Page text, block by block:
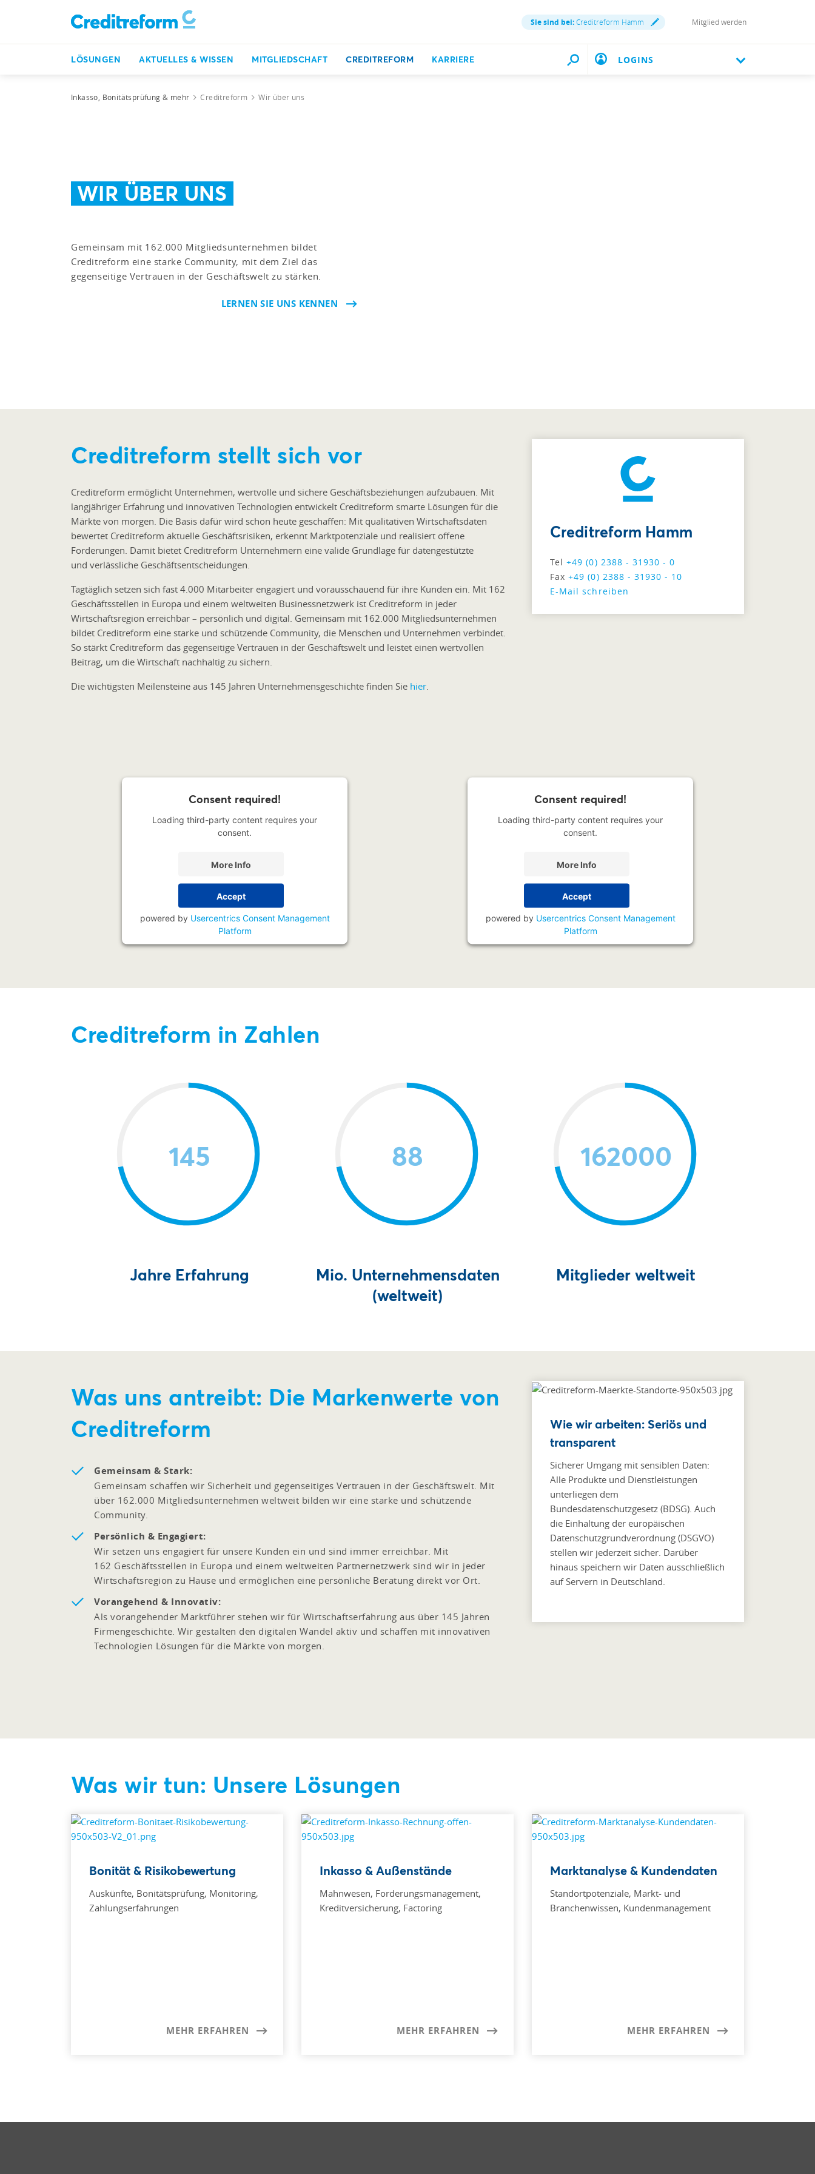
Sie sind bei:Creditreform Hamm Mitglied werden
LÖSUNGEN AKTUELLES & WISSEN MITGLIEDSCHAFT CREDITREFORM KARRIERE LOGINS
Inkasso, Bonitätsprüfung & mehr Creditreform Wir über uns
WIR ÜBER UNS
Gemeinsam mit 162.000 Mitgliedsunternehmen bildet
Creditreform eine starke Community, mit dem Ziel das
gegenseitige Vertrauen in der Geschäftswelt zu stärken.
LERNEN SIE UNS KENNEN
Creditreform stellt sich vor
Creditreform ermöglicht Unternehmen, wertvolle und sichere Geschäftsbeziehungen aufzubauen. Mit
langjähriger Erfahrung und innovativen Technologien entwickelt Creditreform smarte Lösungen für die
Märkte von morgen. Die Basis dafür wird schon heute geschaffen: Mit qualitativen Wirtschaftsdaten
bewertet Creditreform aktuelle Geschäftsrisiken, erkennt Marktpotenziale und realisiert offene
Forderungen. Damit bietet Creditreform Unternehmern eine valide Grundlage für datengestützte
und verlässliche Geschäftsentscheidungen.
Tagtäglich setzen sich fast 4.000 Mitarbeiter engagiert und vorausschauend für ihre Kunden ein. Mit 162
Geschäftsstellen in Europa und einem weltweiten Businessnetzwerk ist Creditreform in jeder
Wirtschaftsregion erreichbar – persönlich und digital. Gemeinsam mit 162.000 Mitgliedsunternehmen
bildet Creditreform eine starke und schützende Community, die Menschen und Unternehmen verbindet.
So stärkt Creditreform das gegenseitige Vertrauen in der Geschäftswelt und leistet einen wertvollen
Beitrag, um die Wirtschaft nachhaltig zu sichern.
Die wichtigsten Meilensteine aus 145 Jahren Unternehmensgeschichte finden Sie hier.
Creditreform Hamm
Tel+49 (0) 2388 - 31930 - 0
Fax+49 (0) 2388 - 31930 - 10
E-Mail schreiben
Consent required!
Loading third-party content requires your
consent.
More Info
Accept
powered by Usercentrics Consent Management
Platform
Consent required!
Loading third-party content requires your
consent.
More Info
Accept
powered by Usercentrics Consent Management
Platform
Creditreform in Zahlen
145
Jahre Erfahrung
88
Mio. Unternehmensdaten
(weltweit)
162000
Mitglieder weltweit
Was uns antreibt: Die Markenwerte von
Creditreform
Gemeinsam & Stark:
Gemeinsam schaffen wir Sicherheit und gegenseitiges Vertrauen in der Geschäftswelt. Mit
über 162.000 Mitgliedsunternehmen weltweit bilden wir eine starke und schützende
Community.
Persönlich & Engagiert:
Wir setzen uns engagiert für unsere Kunden ein und sind immer erreichbar. Mit
162 Geschäftsstellen in Europa und einem weltweiten Partnernetzwerk sind wir in jeder
Wirtschaftsregion zu Hause und ermöglichen eine persönliche Beratung direkt vor Ort.
Vorangehend & Innovativ:
Als vorangehender Marktführer stehen wir für Wirtschaftserfahrung aus über 145 Jahren
Firmengeschichte. Wir gestalten den digitalen Wandel aktiv und schaffen mit innovativen
Technologien Lösungen für die Märkte von morgen.
Wie wir arbeiten: Seriös und
transparent
Sicherer Umgang mit sensiblen Daten:
Alle Produkte und Dienstleistungen
unterliegen dem
Bundesdatenschutzgesetz (BDSG). Auch
die Einhaltung der europäischen
Datenschutzgrundverordnung (DSGVO)
stellen wir jederzeit sicher. Darüber
hinaus speichern wir Daten ausschließlich
auf Servern in Deutschland.
Was wir tun: Unsere Lösungen
Bonität & Risikobewertung
Auskünfte, Bonitätsprüfung, Monitoring,
Zahlungserfahrungen
MEHR ERFAHREN
Inkasso & Außenstände
Mahnwesen, Forderungsmanagement,
Kreditversicherung, Factoring
MEHR ERFAHREN
Marktanalyse & Kundendaten
Standortpotenziale, Markt- und
Branchenwissen, Kundenmanagement
MEHR ERFAHREN